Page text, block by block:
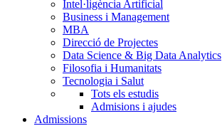
Intel·ligència Artificial
Business i Management
MBA
Direcció de Projectes
Data Science & Big Data Analytics
Filosofia i Humanitats
Tecnologia i Salut
Tots els estudis
Admisions i ajudes
Admissions